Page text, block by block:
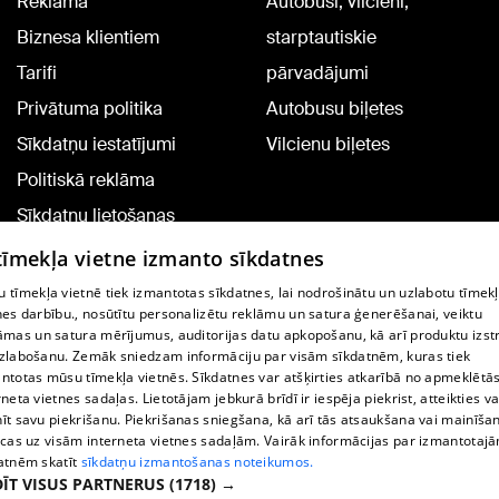
Biznesa klientiem
Tarifi
Privātuma politika
Sīkdatņu iestatījumi
Politiskā reklāma
Sīkdatņu lietošanas
noteikumi
Komentāru pievienošana
starptautiskie
pārvadājumi
Autobusu biļetes
Vilcienu biļetes
TV programma
Līguma noteikumi
360 Ziņu kontakti
Helio Media
vietne izmanto sīkdatnes
tīmekļa vietnē tiek izmantotas sīkdatnes, lai nodrošinātu un uzlabotu
darbību., nosūtītu personalizētu reklāmu un satura ģenerēšanai, veiktu
un satura mērījumus, auditorijas datu apkopošanu, kā arī produktu
Zemāk sniedzam informāciju par visām sīkdatnēm, kuras tiek
mūsu tīmekļa vietnēs. Sīkdatnes var atšķirties atkarībā no
vietnes sadaļas. Lietotājam jebkurā brīdī ir iespēja piekrist, atteikties
savu piekrišanu. Piekrišanas sniegšana, kā arī tās atsaukšana vai
uz visām interneta vietnes sadaļām. Vairāk informācijas par
skatīt sīkdatņu izmantošanas noteikumos.
VISUS PARTNERUS (1718) →